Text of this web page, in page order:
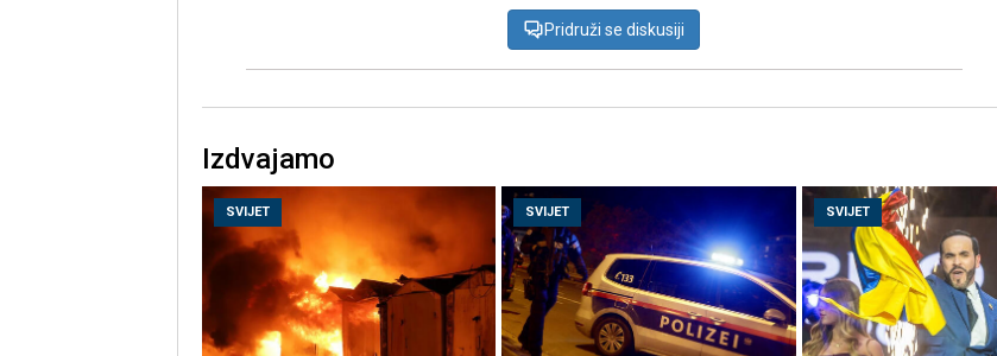
Pridruži se diskusiji
Izdvajamo
SVIJET SVIJET SVIJET